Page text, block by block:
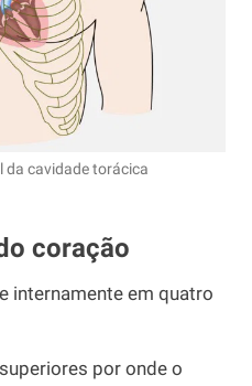
da cavidade torácica
coração
internamente em quatro
por onde o